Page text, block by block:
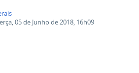
05 de Junho de 2018, 16h09